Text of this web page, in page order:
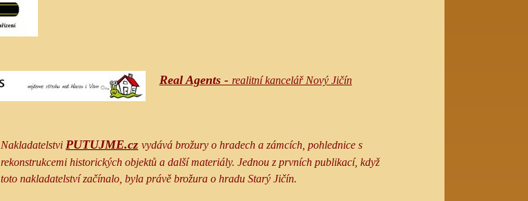
Real Agents - realitní kancelář Nový Jičín
Nakladatelstvi PUTUJME.cz vydává brožury o hradech a zámcích, pohlednice s
rekonstrukcemi historických objektů a další materiály. Jednou z prvních publikací, když
toto nakladatelství začínalo, byla právě brožura o hradu Starý Jičín.